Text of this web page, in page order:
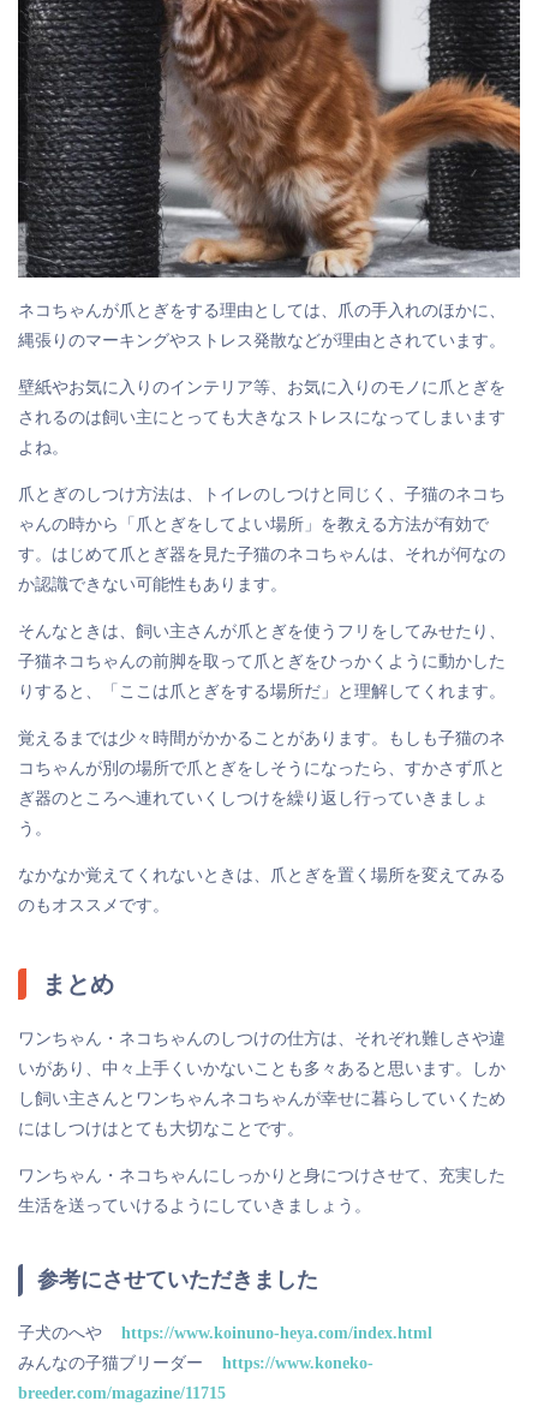
ネコちゃんが爪とぎをする理由としては、爪の手入れのほかに、
縄張りのマーキングやストレス発散などが理由とされています。
壁紙やお気に入りのインテリア等、お気に入りのモノに爪とぎを
されるのは飼い主にとっても大きなストレスになってしまいます
よね。
爪とぎのしつけ方法は、トイレのしつけと同じく、子猫のネコち
ゃんの時から「爪とぎをしてよい場所」を教える方法が有効で
す。はじめて爪とぎ器を見た子猫のネコちゃんは、それが何なの
か認識できない可能性もあります。
そんなときは、飼い主さんが爪とぎを使うフリをしてみせたり、
子猫ネコちゃんの前脚を取って爪とぎをひっかくように動かした
りすると、「ここは爪とぎをする場所だ」と理解してくれます。
覚えるまでは少々時間がかかることがあります。もしも子猫のネ
コちゃんが別の場所で爪とぎをしそうになったら、すかさず爪と
ぎ器のところへ連れていくしつけを繰り返し行っていきましょ
う。
なかなか覚えてくれないときは、爪とぎを置く場所を変えてみる
のもオススメです。
まとめ
ワンちゃん・ネコちゃんのしつけの仕方は、それぞれ難しさや違
いがあり、中々上手くいかないことも多々あると思います。しか
し飼い主さんとワンちゃんネコちゃんが幸せに暮らしていくため
にはしつけはとても大切なことです。
ワンちゃん・ネコちゃんにしっかりと身につけさせて、充実した
生活を送っていけるようにしていきましょう。
参考にさせていただきました
子犬のへや
https://www.koinuno-heya.com/index.html
みんなの子猫ブリーダー
https://www.koneko-
breeder.com/magazine/11715